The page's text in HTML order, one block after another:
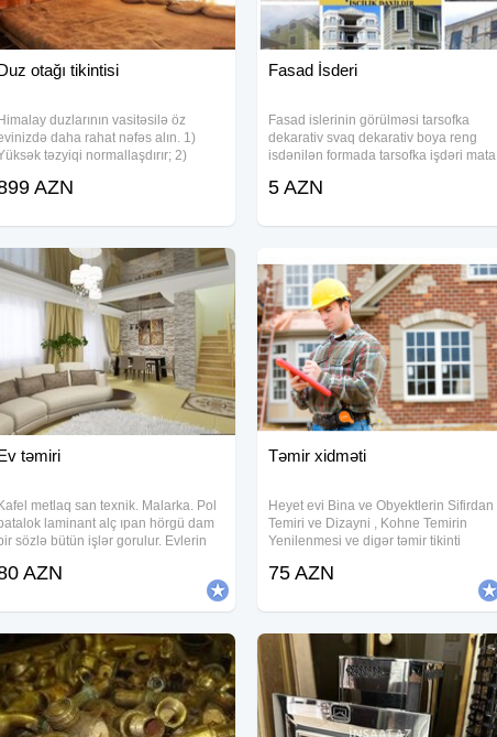
otağı tikintisi
duzlarının vasitəsilə öz
daha rahat nəfəs alın. 1)
təzyiqi normallaşdırır; 2)
3) Ürək ritmini tənzimləyir və
AZN
Fasad İsderi
Fasad islerinin görülməsi tarsofka
dekarativ svaq dekarativ boya reng
isdənilən formada tarsofka işdəri mata
selekonlu boyalardan isdifade edirik
her
5 AZN
təmiri
metlaq san texnik. Malarka. Pol
laminant alç ıpan hörgü dam
sözlə bütün işlər gorulur. Evlerin
Evin tam təmirin də hayata
AZN
Təmir xidməti
Heyet evi Bina ve Obyektlerin Sifirdan
Temiri ve Dizayni , Kohne Temirin
Yenilenmesi ve digər təmir tikinti
Santexnik Laminat Padvisnoy Kafel-
75 AZN